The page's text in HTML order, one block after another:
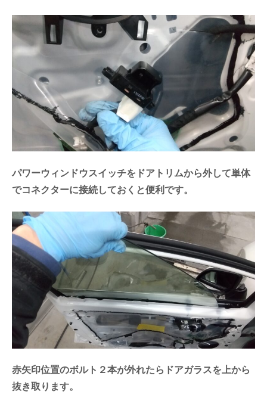
パワーウィンドウスイッチをドアトリムから外して単体
でコネクターに接続しておくと便利です。
赤矢印位置のボルト２本が外れたらドアガラスを上から
抜き取ります。